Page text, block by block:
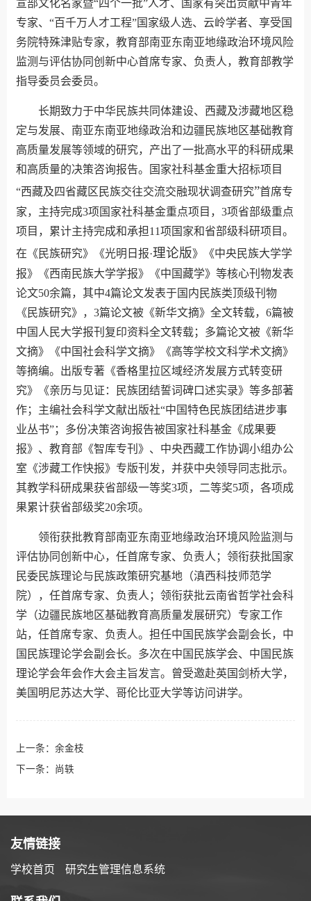
宣部文化名家暨“四个一批”人才、国家有突出贡献中青年
专家、“百千万人才工程”国家级人选、云岭学者、享受国
务院特殊津贴专家，教育部南亚东南亚地缘政治环境风险
监测与评估协同创新中心首席专家、负责人，教育部教学
指导委员会委员。
长期致力于中华民族共同体建设、西藏及涉藏地区稳
定与发展、南亚东南亚地缘政治和边疆民族地区基础教育
高质量发展等领域的研究，产出了一批高水平的科研成果
和高质量的决策咨询报告。国家社科基金重大招标项目
“西藏及四省藏区民族交往交流交融现状调查研究”首席专
家，主持完成3项国家社科基金重点项目，3项省部级重点
项目，累计主持完成和承担11项国家和省部级科研项目。
在《民族研究》《光明日报·理论版》《中央民族大学学
报》《西南民族大学学报》《中国藏学》等核心刊物发表
论文50余篇，其中4篇论文发表于国内民族类顶级刊物
《民族研究》，3篇论文被《新华文摘》全文转载，6篇被
中国人民大学报刊复印资料全文转载；多篇论文被《新华
文摘》《中国社会科学文摘》《高等学校文科学术文摘》
等摘编。出版专著《香格里拉区域经济发展方式转变研
究》《亲历与见证：民族团结誓词碑口述实录》等多部著
作；主编社会科学文献出版社“中国特色民族团结进步事
业丛书”；多份决策咨询报告被国家社科基金《成果要
报》、教育部《智库专刊》、中央西藏工作协调小组办公
室《涉藏工作快报》专版刊发，并获中央领导同志批示。
其教学科研成果获省部级一等奖3项，二等奖5项，各项成
果累计获省部级奖20余项。
领衔获批教育部南亚东南亚地缘政治环境风险监测与
评估协同创新中心，任首席专家、负责人；领衔获批国家
民委民族理论与民族政策研究基地（滇西科技师范学
院），任首席专家、负责人；领衔获批云南省哲学社会科
学（边疆民族地区基础教育高质量发展研究）专家工作
站，任首席专家、负责人。担任中国民族学会副会长，中
国民族理论学会副会长。多次在中国民族学会、中国民族
理论学会年会作大会主旨发言。曾受邀赴英国剑桥大学，
美国明尼苏达大学、哥伦比亚大学等访问讲学。
上一条： 余金枝
下一条： 尚轶
友情链接
学校首页 研究生管理信息系统